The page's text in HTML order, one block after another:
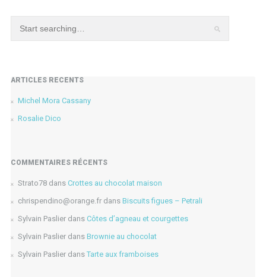
ARTICLES RÉCENTS
Michel Mora Cassany
Rosalie Dico
COMMENTAIRES RÉCENTS
Strato78dans Crottes au chocolat maison
chrispendino@orange.frdans Biscuits figues – Petrali
Sylvain Paslierdans Côtes d’agneau et courgettes
Sylvain Paslierdans Brownie au chocolat
Sylvain Paslierdans Tarte aux framboises